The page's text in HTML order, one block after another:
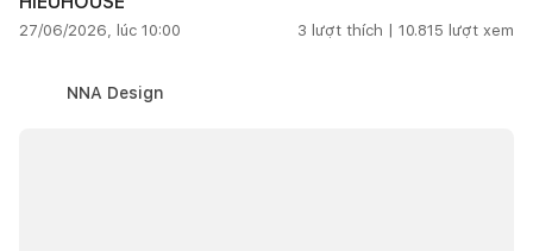
27/06/2026, lúc 10:00 3 lượt thích | 10.815 lượt xem
NNA Design